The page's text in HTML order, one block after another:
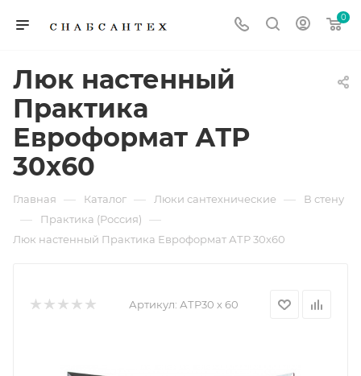
0
Люк настенный
Практика
Евроформат АТР
30x60
Главная — Каталог — Люки сантехнические — В стену
— Практика (Россия) —
Люк настенный Практика Евроформат АТР 30x60
Артикул: АТP30 х 60